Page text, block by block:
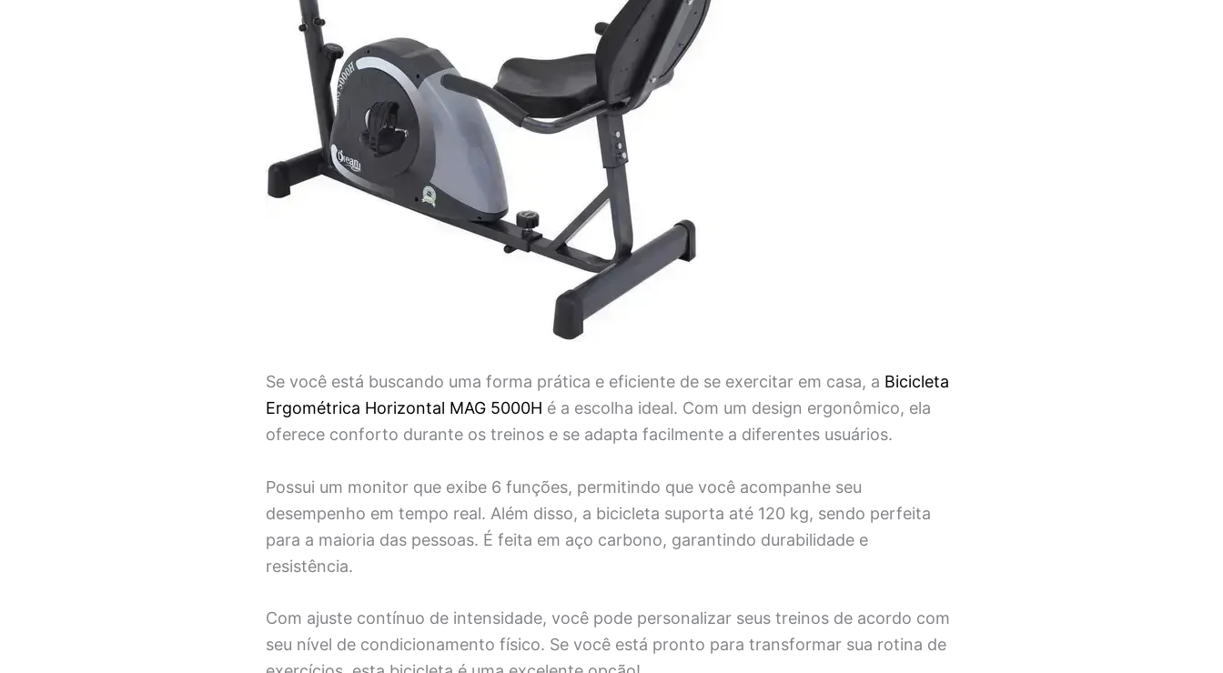
Se você está buscando uma forma prática e eficiente de se exercitar em casa, a Bicicleta
Ergométrica Horizontal MAG 5000H é a escolha ideal. Com um design ergonômico, ela
oferece conforto durante os treinos e se adapta facilmente a diferentes usuários.
Possui um monitor que exibe 6 funções, permitindo que você acompanhe seu
desempenho em tempo real. Além disso, a bicicleta suporta até 120 kg, sendo perfeita
para a maioria das pessoas. É feita em aço carbono, garantindo durabilidade e
resistência.
Com ajuste contínuo de intensidade, você pode personalizar seus treinos de acordo com
seu nível de condicionamento físico. Se você está pronto para transformar sua rotina de